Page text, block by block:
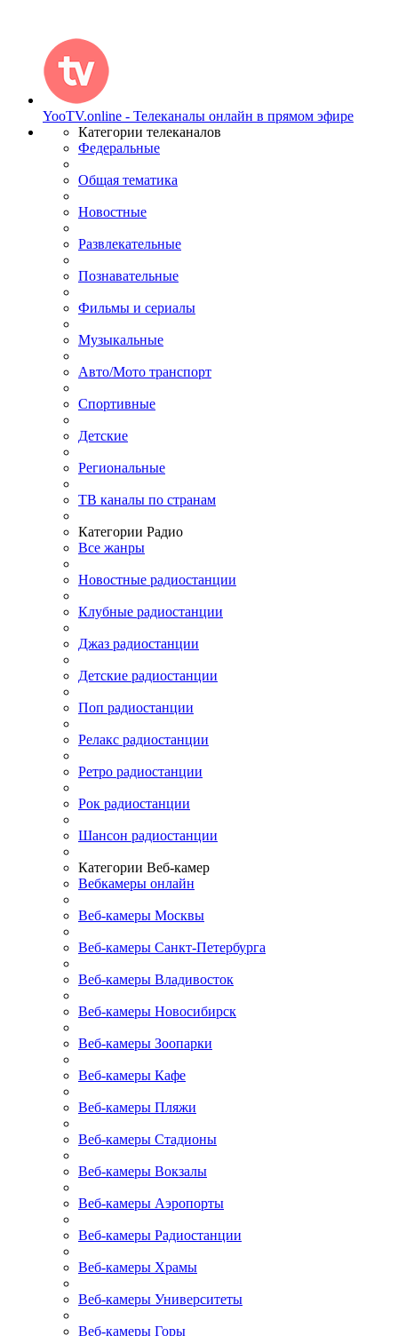
YooTV.online - Телеканалы онлайн в прямом эфире
Категории телеканалов
Федеральные
Общая тематика
Новостные
Развлекательные
Познавательные
Фильмы и сериалы
Музыкальные
Авто/Мото транспорт
Спортивные
Детские
Региональные
ТВ каналы по странам
Категории Радио
Все жанры
Новостные радиостанции
Клубные радиостанции
Джаз радиостанции
Детские радиостанции
Поп радиостанции
Релакс радиостанции
Ретро радиостанции
Рок радиостанции
Шансон радиостанции
Категории Веб-камер
Вебкамеры онлайн
Веб-камеры Москвы
Веб-камеры Санкт-Петербурга
Веб-камеры Владивосток
Веб-камеры Новосибирск
Веб-камеры Зоопарки
Веб-камеры Кафе
Веб-камеры Пляжи
Веб-камеры Стадионы
Веб-камеры Вокзалы
Веб-камеры Аэропорты
Веб-камеры Радиостанции
Веб-камеры Храмы
Веб-камеры Университеты
Веб-камеры Горы